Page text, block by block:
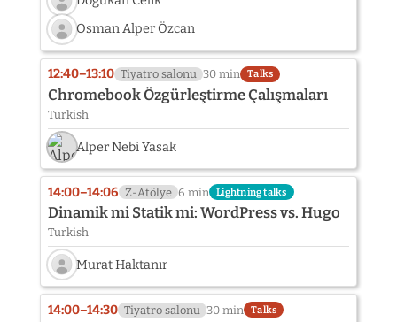
Speaker
photo
not
provided
yet:
Dogukan
Celik
Speaker
photo
not
provided
yet:
Osman
Alper
Özcan
Osman Alper Özcan
12:40–13:10 Tiyatro salonu 30 min Talks
Chromebook Özgürleştirme Çalışmaları
Turkish
Alper Nebi Yasak
14:00–14:06 Z-Atölye 6 min Lightning talks
Dinamik mi Statik mi: WordPress vs. Hugo
Turkish
Speaker
photo
Murat Haktanır
14:00–14:30 Tiyatro salonu 30 min Talks